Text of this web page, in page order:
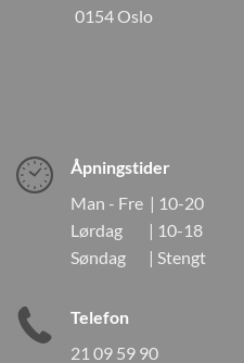
0154 Oslo
Åpningstider
Man - Fre | 10-20
Lørdag | 10-18
Søndag | Stengt
Telefon
21 09 59 90